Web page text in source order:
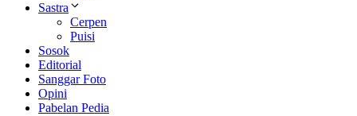
Sastra
Cerpen
Puisi
Sosok
Editorial
Sanggar Foto
Opini
Pabelan Pedia